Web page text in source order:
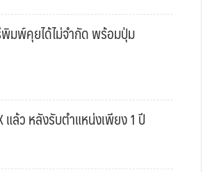
มพ์คุยได้ไม่จำกัด พร้อมปุ่ม
ล้ว หลังรับตำแหน่งเพียง 1 ปี